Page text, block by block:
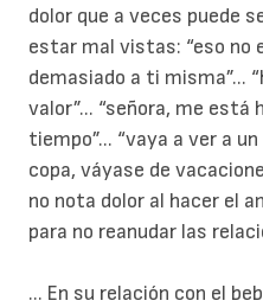
dolor que a veces puede
estar mal vistas: “eso no
demasiado a ti misma”...
valor”... “señora, me está
tiempo”... “vaya a ver a
copa, váyase de
no nota dolor al hacer el
para no reanudar las
... En su relación con el